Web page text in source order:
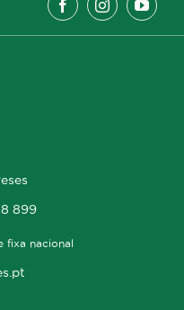
899
fixa nacional